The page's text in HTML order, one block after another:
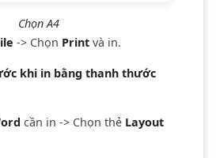
Chọn A4
-> Chọn Print và in.
khi in bằng thanh thước
cần in -> Chọn thẻ Layout